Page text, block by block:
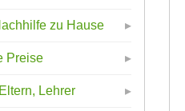
zu Hause
Preise
Lehrer